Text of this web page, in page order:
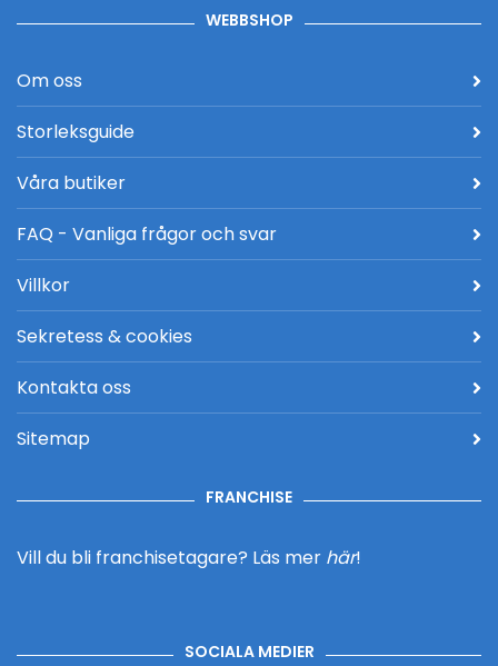
WEBBSHOP
Om oss
Storleksguide
Våra butiker
FAQ - Vanliga frågor och svar
Villkor
Sekretess & cookies
Kontakta oss
Sitemap
FRANCHISE
Vill du bli franchisetagare? Läs mer här!
SOCIALA MEDIER